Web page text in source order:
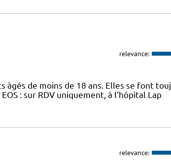
relevance:
de moins de 18 ans. Elles se font
: sur RDV uniquement, à l'hôpital Lap
relevance: